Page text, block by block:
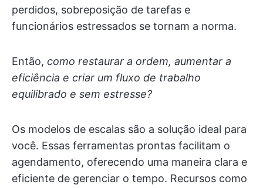
perdidos, sobreposição de tarefas e
funcionários estressados se tornam a norma.
Então, como restaurar a ordem, aumentar a
eficiência e criar um fluxo de trabalho
equilibrado e sem estresse?
Os modelos de escalas são a solução ideal para
você. Essas ferramentas prontas facilitam o
agendamento, oferecendo uma maneira clara e
eficiente de gerenciar o tempo. Recursos como